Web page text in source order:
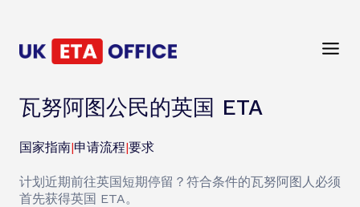
瓦努阿图公民的英国 ETA
国家指南|申请流程|要求
计划近期前往英国短期停留？符合条件的瓦努阿图人必须
首先获得英国 ETA。